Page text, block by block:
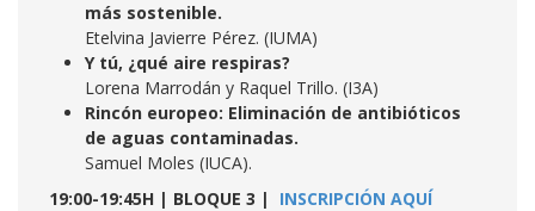
más sostenible.
Etelvina Javierre Pérez. (IUMA)
Y tú, ¿qué aire respiras?
Lorena Marrodán y Raquel Trillo. (I3A)
Rincón europeo: Eliminación de antibióticos
de aguas contaminadas.
Samuel Moles (IUCA).
19:00-19:45H | BLOQUE 3 |
INSCRIPCIÓN AQUÍ